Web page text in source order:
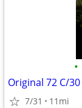
•
Original 72 C/
7/31 11mi